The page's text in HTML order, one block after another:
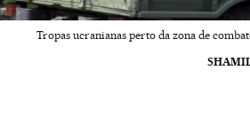
Tropas ucranianas perto da zona de